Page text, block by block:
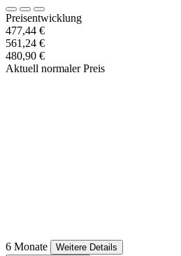
Preisentwicklung
477,44 €
561,24 €
480,90 €
Aktuell normaler Preis
6 Monate
Weitere Details